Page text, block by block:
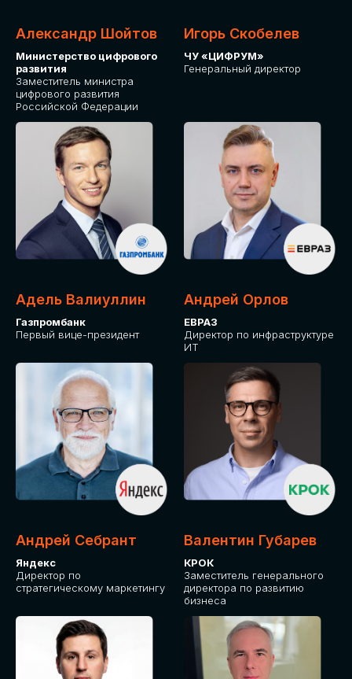
Александр Шойтов
Министерство цифрового
развития
Заместитель министра
цифрового развития
Российской Федерации
Игорь Скобелев
ЧУ «ЦИФРУМ»
Генеральный директор
Адель Валиуллин
Газпромбанк
Первый вице-президент
Андрей Орлов
ЕВРАЗ
Директор по инфраструктуре
ИТ
Андрей Себрант
Яндекс
Директор по
стратегическому маркетингу
Валентин Губарев
КРОК
Заместитель генерального
директора по развитию
бизнеса